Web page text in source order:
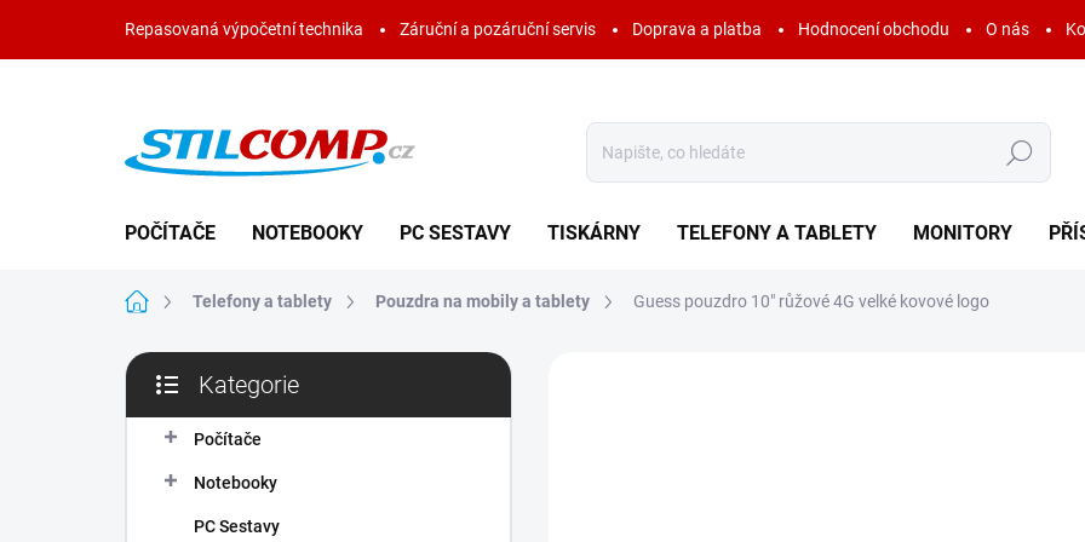
obsah
Repasovaná výpočetní technika Záruční a pozáruční servis Doprava a platba Hodnocení obchodu O nás
Hledat
POČÍTAČE NOTEBOOKY PC SESTAVY TISKÁRNY TELEFONY A TABLETY MONITORY
Domů Telefony a tablety Pouzdra na mobily a tablety Guess pouzdro 10" růžové 4G velké kovové logo
P
s
kategorie
Kategorie
Počítače
Notebooky
PC Sestavy